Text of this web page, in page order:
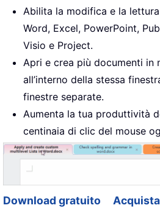
Abilita la modifica e la
Word, Excel, PowerPoint,
Visio e Project.
Apri e crea più documenti in
all’interno della stessa
finestre separate.
Aumenta la tua produttività
centinaia di clic del mouse
Download gratuito